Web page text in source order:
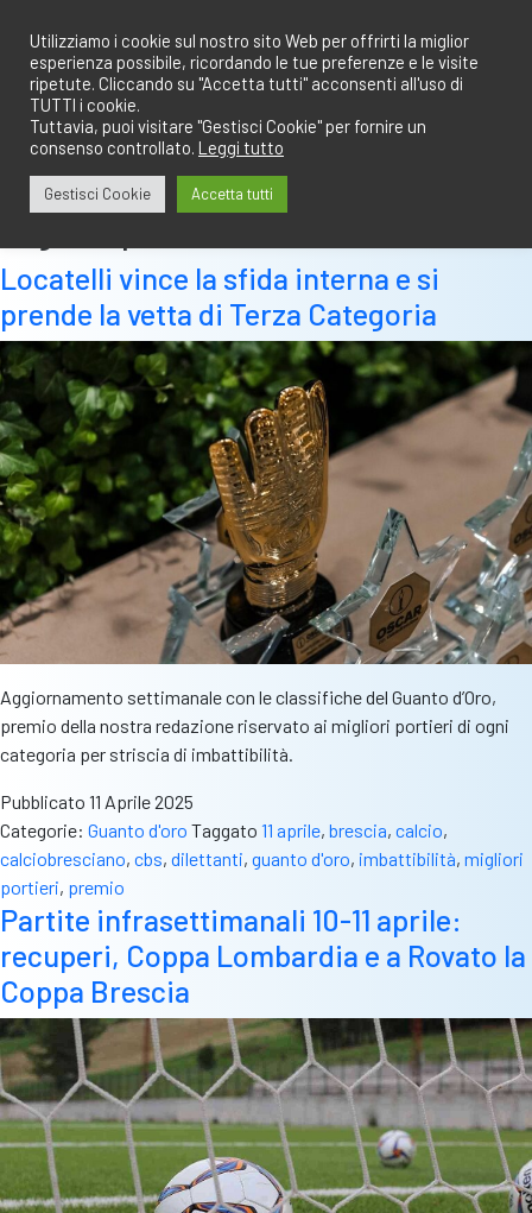
contenuto
Locatelli vince la sfida interna e si
prende la vetta di Terza Categoria
Aggiornamento settimanale con le classifiche del Guanto d’Oro,
premio della nostra redazione riservato ai migliori portieri di ogni
categoria per striscia di imbattibilità.
Pubblicato 11 Aprile 2025
Categorie: Guanto d'oro Taggato 11 aprile, brescia, calcio,
calciobresciano, cbs, dilettanti, guanto d'oro, imbattibilità, migliori
portieri, premio
Partite infrasettimanali 10-11 aprile:
recuperi, Coppa Lombardia e a Rovato la
Coppa Brescia
Utilizziamo i cookie sul nostro sito Web per offrirti la miglior
esperienza possibile, ricordando le tue preferenze e le visite
ripetute. Cliccando su "Accetta tutti" acconsenti all'uso di
TUTTI i cookie.
Tuttavia, puoi visitare "Gestisci Cookie" per fornire un
consenso controllato. Leggi tutto
Gestisci Cookie Accetta tutti